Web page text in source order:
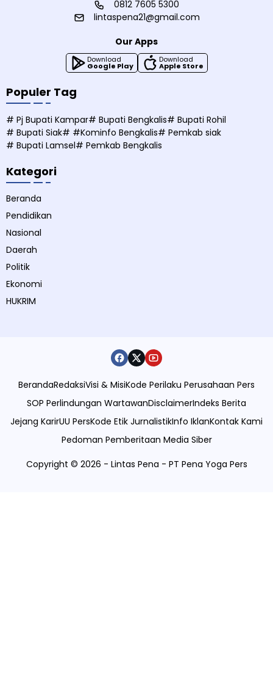
0812 7605 5300
lintaspena21@gmail.com
Our Apps
Download
Google Play
Download
Apple Store
Populer Tag
# Pj Bupati Kampar# Bupati Bengkalis# Bupati Rohil
# Bupati Siak# #Kominfo Bengkalis# Pemkab siak
# Bupati Lamsel# Pemkab Bengkalis
Kategori
Beranda
Pendidikan
Nasional
Daerah
Politik
Ekonomi
HUKRIM
BerandaRedaksiVisi & MisiKode Perilaku Perusahaan Pers
SOP Perlindungan WartawanDisclaimerIndeks Berita
Jejang KarirUU PersKode Etik JurnalistikInfo IklanKontak Kami
Pedoman Pemberitaan Media Siber
Copyright © 2026 - Lintas Pena - PT Pena Yoga Pers